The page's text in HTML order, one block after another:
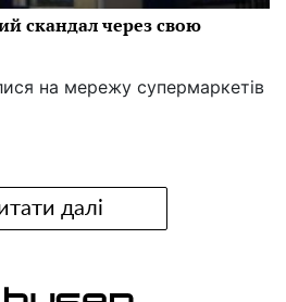
скандал через свою
на мережу супермаркетів
далі